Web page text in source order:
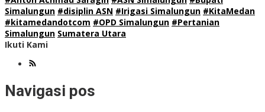
Simalungun #disiplin ASN #Irigasi Simalungun #KitaMedan
#kitamedandotcom #OPD Simalungun #Pertanian
Simalungun Sumatera Utara
Ikuti Kami
Navigasi pos